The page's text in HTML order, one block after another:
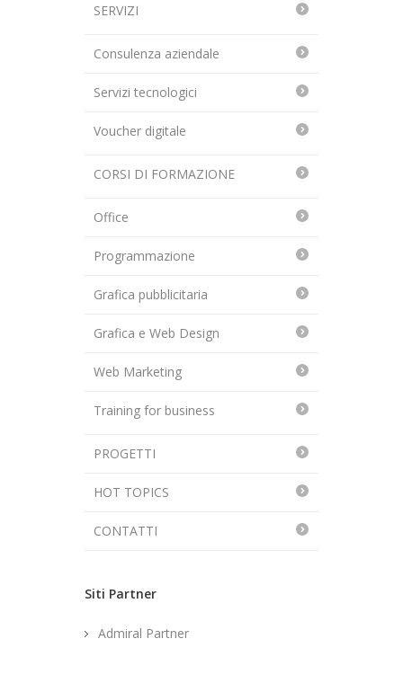
SERVIZI
Consulenza aziendale
Servizi tecnologici
Voucher digitale
CORSI DI FORMAZIONE
Office
Programmazione
Grafica pubblicitaria
Grafica e Web Design
Web Marketing
Training for business
PROGETTI
HOT TOPICS
CONTATTI
Siti Partner
Admiral Partner